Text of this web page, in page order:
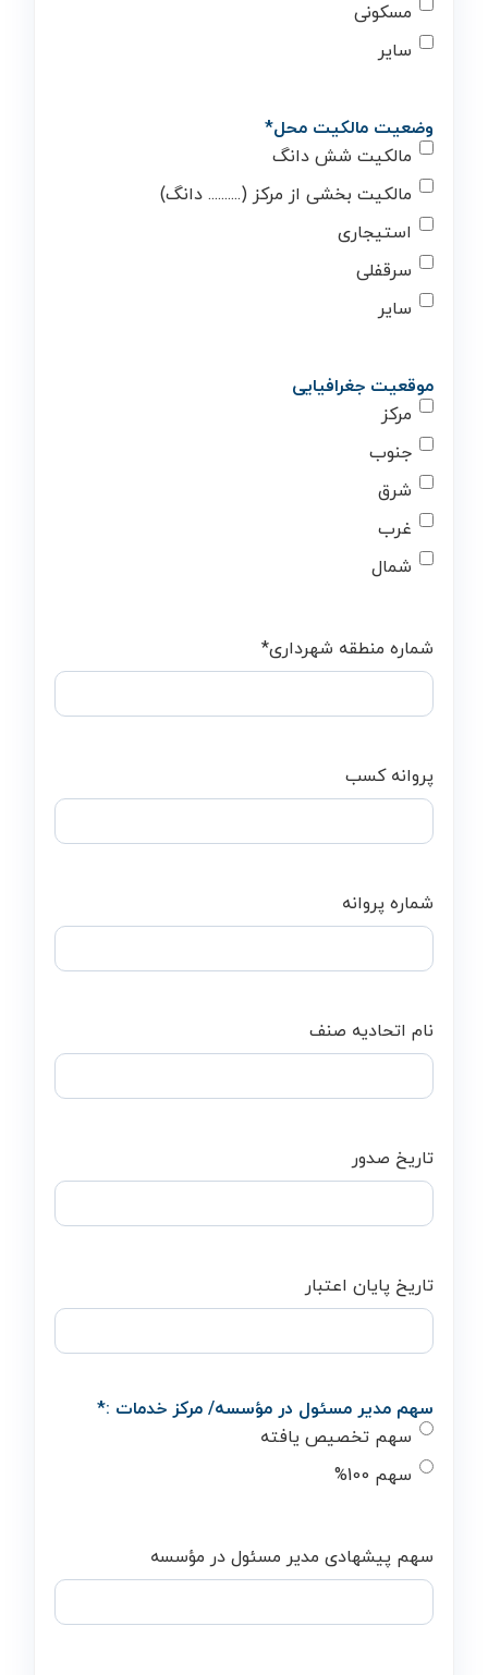
مسکونی
سایر
وضعیت مالکیت محل*
مالکیت شش دانگ
مالکیت بخشی از مرکز (.......... دانگ)
استیجاری
سرقفلی
سایر
موقعیت جغرافیایی
مرکز
جنوب
شرق
غرب
شمال
شماره منطقه شهرداری*
پروانه کسب
شماره پروانه
نام اتحادیه صنف
تاریخ صدور
تاریخ پایان اعتبار
سهم مدیر مسئول در مؤسسه/ مرکز خدمات :*
سهم تخصیص یافته
سهم 100%
سهم پیشهادی مدیر مسئول در مؤسسه